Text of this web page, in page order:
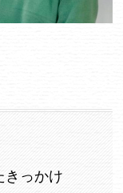
きっかけ